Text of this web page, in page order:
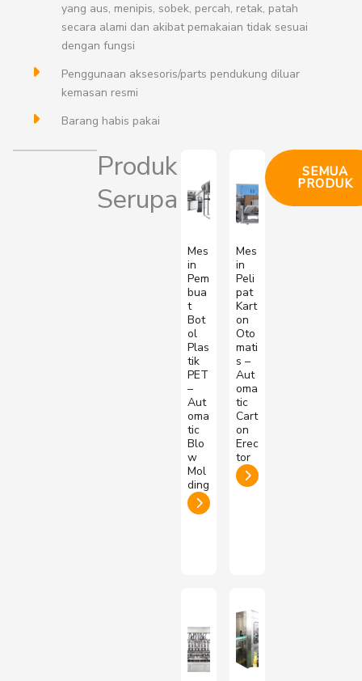
yang aus, menipis, sobek, percah, retak, patah
secara alami dan akibat pemakaian tidak sesuai
dengan fungsi
Penggunaan aksesoris/parts pendukung diluar
kemasan resmi
Barang habis pakai
Produk
Serupa
Mes
in
Pem
bua
t
Bot
ol
Plas
tik
PET
–
Aut
oma
tic
Blo
w
Mol
ding
Mes
in
Peli
pat
Kart
on
Oto
mati
s –
Aut
oma
tic
Cart
on
Erec
tor
SEMUA
PRODUK